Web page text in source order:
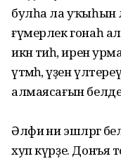
булһа ла уҡыһын
ғүмерлек гонаһ
икән тиһә, ирен
үтәмәһә, үҙен
алмаясағын
Әлфиә ни эшләргә
хуп күрҙе. Донъя